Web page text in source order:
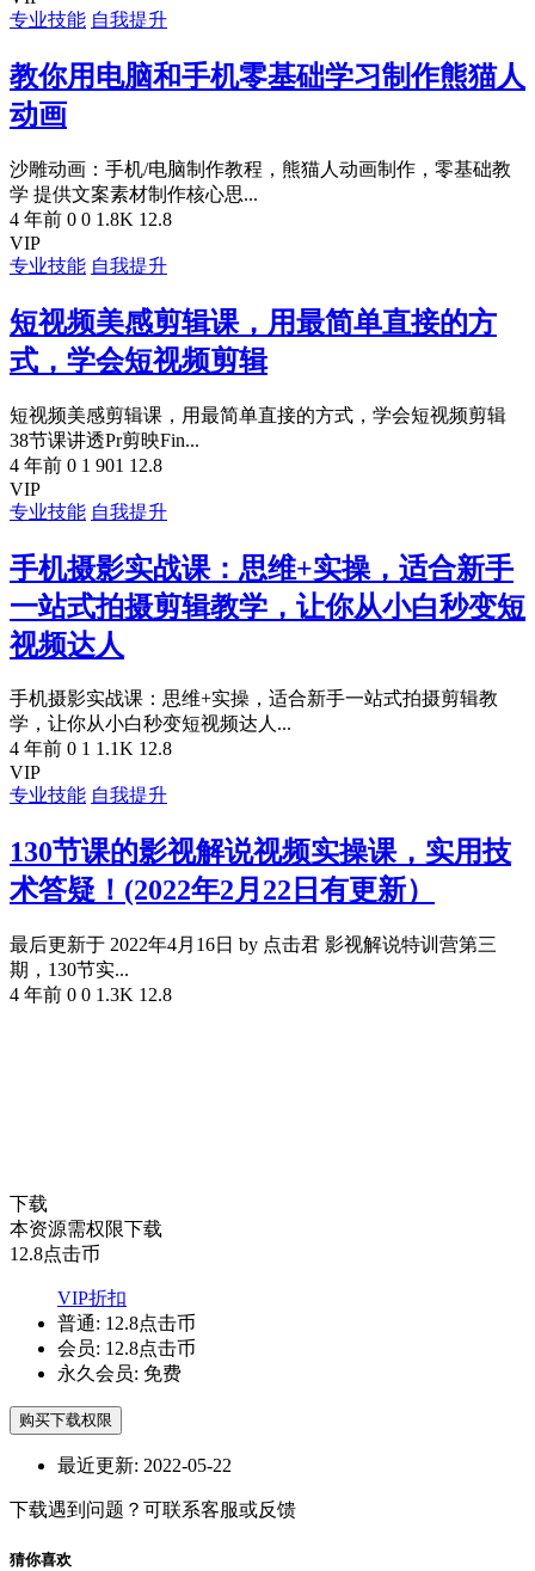
专业技能 自我提升
教你用电脑和手机零基础学习制作熊猫人
动画
沙雕动画：手机/电脑制作教程，熊猫人动画制作，零基础教
学 提供文案素材制作核心思...
4 年前 0 0 1.8K 12.8
VIP
专业技能 自我提升
短视频美感剪辑课，用最简单直接的方
式，学会短视频剪辑
短视频美感剪辑课，用最简单直接的方式，学会短视频剪辑
38节课讲透Pr剪映Fin...
4 年前 0 1 901 12.8
VIP
专业技能 自我提升
手机摄影实战课：思维+实操，适合新手
一站式拍摄剪辑教学，让你从小白秒变短
视频达人
手机摄影实战课：思维+实操，适合新手一站式拍摄剪辑教
学，让你从小白秒变短视频达人...
4 年前 0 1 1.1K 12.8
VIP
专业技能 自我提升
130节课的影视解说视频实操课，实用技
术答疑！(2022年2月22日有更新）
最后更新于 2022年4月16日 by 点击君 影视解说特训营第三
期，130节实...
4 年前 0 0 1.3K 12.8
下载
本资源需权限下载
12.8点击币
VIP折扣
普通: 12.8点击币
会员: 12.8点击币
永久会员: 免费
购买下载权限
最近更新: 2022-05-22
下载遇到问题？可联系客服或反馈
猜你喜欢